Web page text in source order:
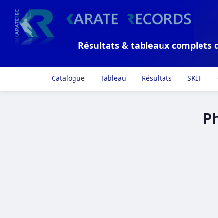
Résultats & tableaux complets
Catalogue Tableau Résultats SKIF